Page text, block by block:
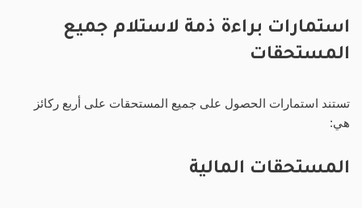
استمارات براءة ذمة لاستلام جميع
المستحقات
تستند استمارات الحصول على جميع المستحقات على أربع ركائز
هي:
المستحقات المالية